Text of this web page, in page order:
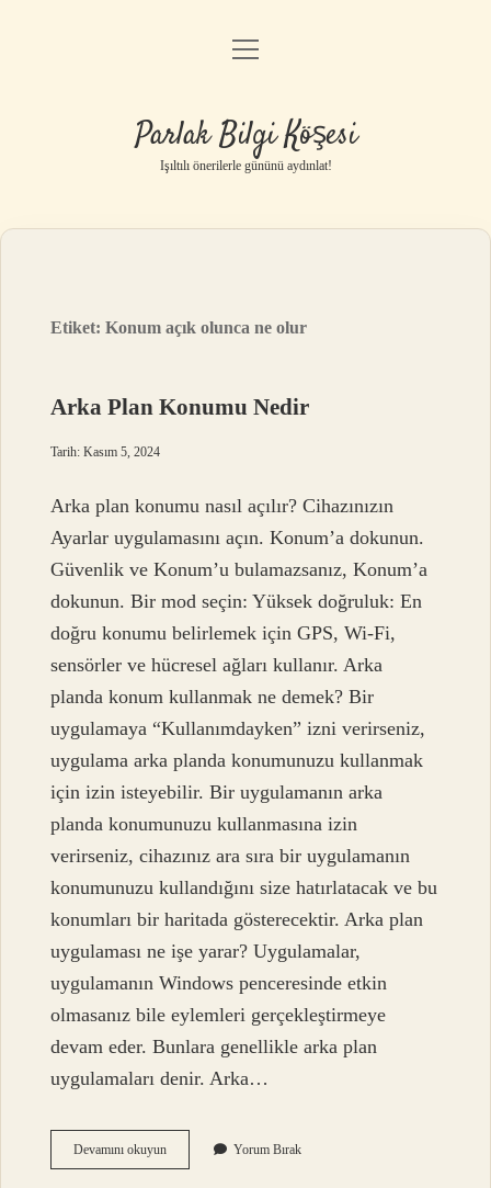
Anasayfa
Yasal Uyarı
menüyü
Parlak Bilgi Köşesi
Işıltılı önerilerle gününü aydınlat!
Etiket:Konum açık olunca ne olur
Arka Plan Konumu Nedir
Tarih: Kasım 5, 2024
Arka plan konumu nasıl açılır? Cihazınızın
Ayarlar uygulamasını açın. Konum’a dokunun.
Güvenlik ve Konum’u bulamazsanız, Konum’a
dokunun. Bir mod seçin: Yüksek doğruluk: En
doğru konumu belirlemek için GPS, Wi-Fi,
sensörler ve hücresel ağları kullanır. Arka
planda konum kullanmak ne demek? Bir
uygulamaya “Kullanımdayken” izni verirseniz,
uygulama arka planda konumunuzu kullanmak
için izin isteyebilir. Bir uygulamanın arka
planda konumunuzu kullanmasına izin
verirseniz, cihazınız ara sıra bir uygulamanın
konumunuzu kullandığını size hatırlatacak ve bu
konumları bir haritada gösterecektir. Arka plan
uygulaması ne işe yarar? Uygulamalar,
uygulamanın Windows penceresinde etkin
olmasanız bile eylemleri gerçekleştirmeye
devam eder. Bunlara genellikle arka plan
uygulamaları denir. Arka…
Devamını okuyunArka
Plan
Yorum Bırak